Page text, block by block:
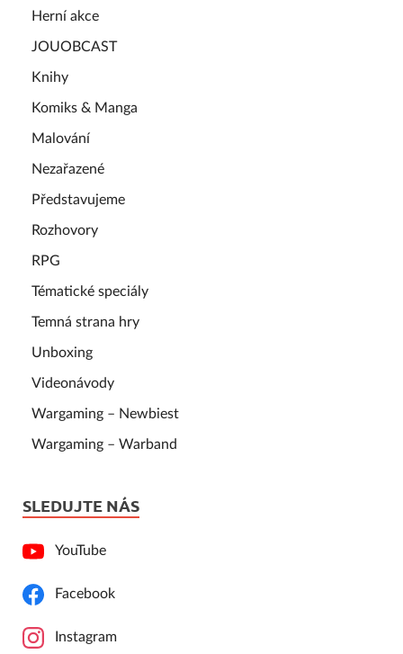
Herní akce
JOUOBCAST
Knihy
Komiks & Manga
Malování
Nezařazené
Představujeme
Rozhovory
RPG
Tématické speciály
Temná strana hry
Unboxing
Videonávody
Wargaming – Newbiest
Wargaming – Warband
SLEDUJTE NÁS
YouTube
Facebook
Instagram